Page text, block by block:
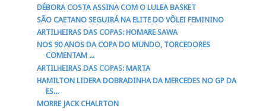
DÉBORA COSTA ASSINA COM O LULEA BASKET
SÃO CAETANO SEGUIRÁ NA ELITE DO VÔLEI FEMININO
ARTILHEIRAS DAS COPAS: HOMARE SAWA
NOS 90 ANOS DA COPA DO MUNDO, TORCEDORES
COMENTAM ...
ARTILHEIRAS DAS COPAS: MARTA
HAMILTON LIDERA DOBRADINHA DA MERCEDES NO GP DA
ES...
MORRE JACK CHALRTON